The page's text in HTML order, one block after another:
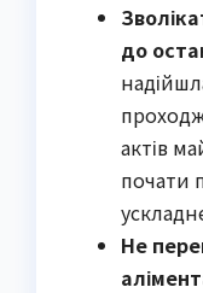
до
актів
почати
Не